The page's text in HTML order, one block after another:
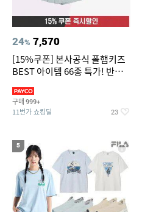
24% 7,570
[15%쿠폰] 본사공식 폴햄키즈
BEST 아이템 66종 특가! 반팔
구매 999+
11번가 쇼킹딜 23
5